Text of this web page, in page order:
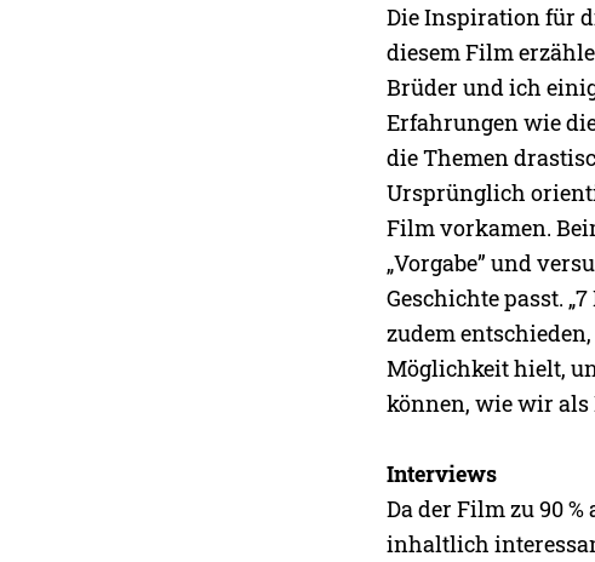
Die Inspiration für
diesem Film
Brüder und ich
Erfahrungen wie
die Themen
Ursprünglich
Film vorkamen.
„Vorgabe” und
Geschichte passt.
zudem
Möglichkeit hielt,
können, wie wir
Interviews
Da der Film zu 90
inhaltlich